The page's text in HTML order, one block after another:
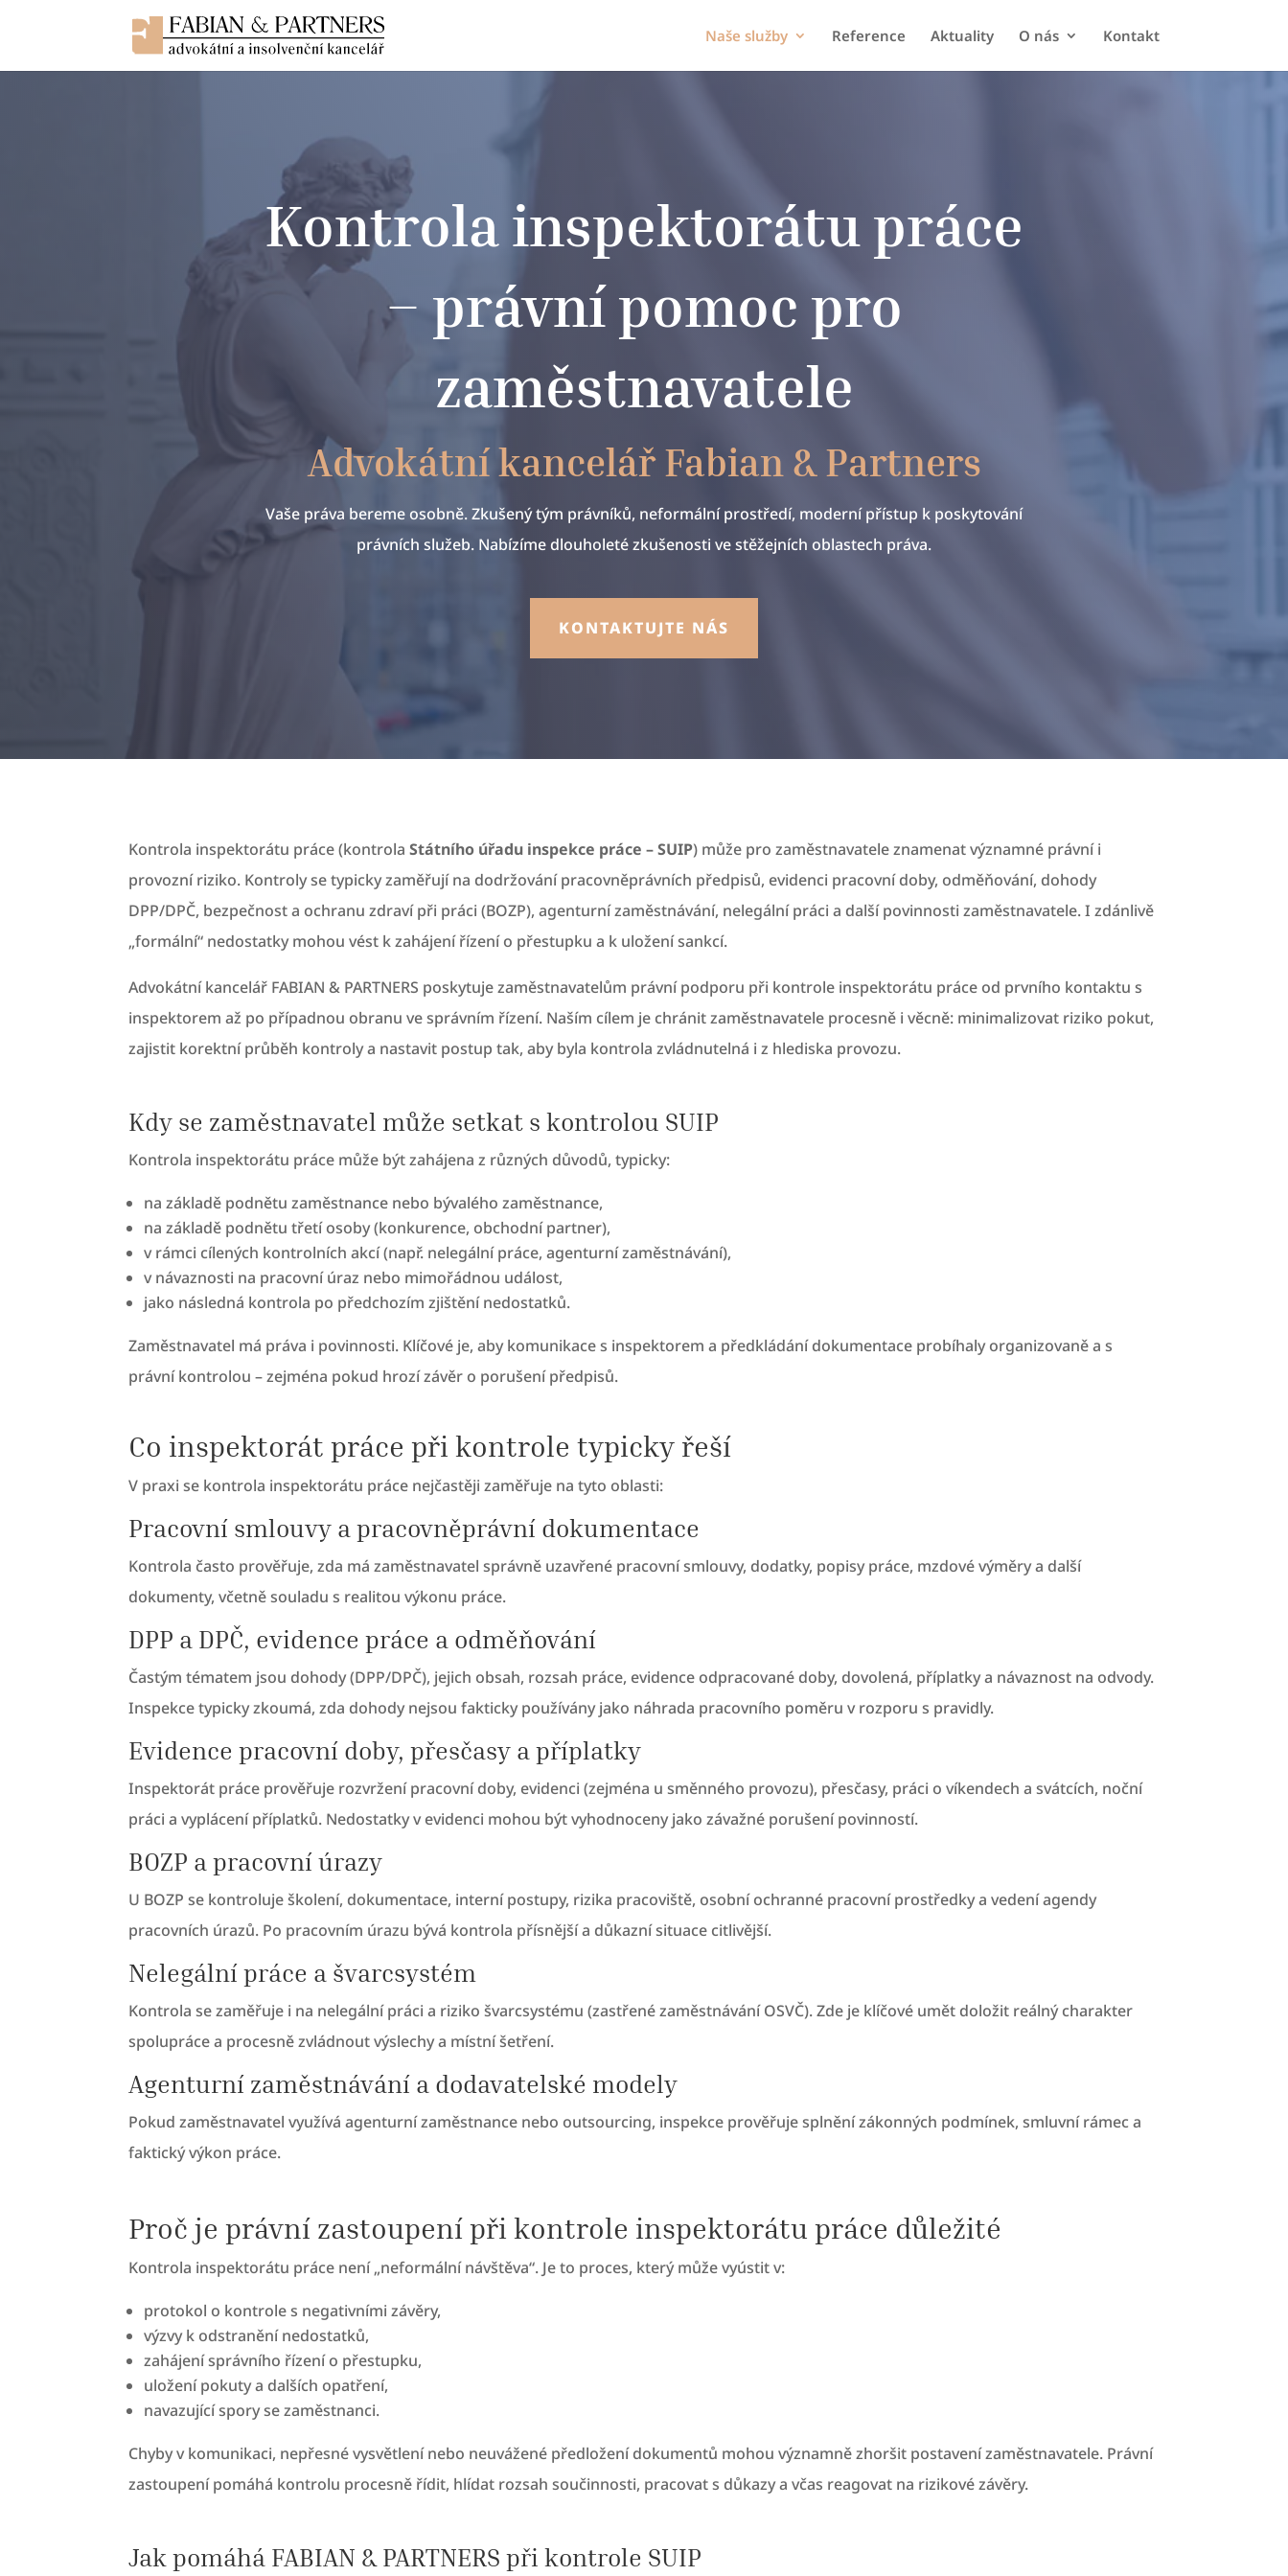
Naše služby Reference Aktuality O nás Kontakt
Kontrola inspektorátu práce
– právní pomoc pro
zaměstnavatele
Advokátní kancelář Fabian & Partners
Vaše práva bereme osobně. Zkušený tým právníků, neformální prostředí, moderní přístup k poskytování
právních služeb. Nabízíme dlouholeté zkušenosti ve stěžejních oblastech práva.
KONTAKTUJTE NÁS
Kontrola inspektorátu práce (kontrolaStátního úřadu inspekce práce – SUIP) může pro zaměstnavatele znamenat významné právní i
provozní riziko. Kontroly se typicky zaměřují na dodržování pracovněprávních předpisů, evidenci pracovní doby, odměňování, dohody
DPP/DPČ, bezpečnost a ochranu zdraví při práci (BOZP), agenturní zaměstnávání, nelegální práci a další povinnosti zaměstnavatele. I zdánlivě
„formální“ nedostatky mohou vést k zahájení řízení o přestupku a k uložení sankcí.
Advokátní kancelář FABIAN & PARTNERS poskytuje zaměstnavatelům právní podporu při kontrole inspektorátu práce od prvního kontaktu s
inspektorem až po případnou obranu ve správním řízení. Naším cílem je chránit zaměstnavatele procesně i věcně: minimalizovat riziko pokut,
zajistit korektní průběh kontroly a nastavit postup tak, aby byla kontrola zvládnutelná i z hlediska provozu.
Kdy se zaměstnavatel může setkat s kontrolou SUIP
Kontrola inspektorátu práce může být zahájena z různých důvodů, typicky:
na základě podnětu zaměstnance nebo bývalého zaměstnance,
na základě podnětu třetí osoby (konkurence, obchodní partner),
v rámci cílených kontrolních akcí (např. nelegální práce, agenturní zaměstnávání),
v návaznosti na pracovní úraz nebo mimořádnou událost,
jako následná kontrola po předchozím zjištění nedostatků.
Zaměstnavatel má práva i povinnosti. Klíčové je, aby komunikace s inspektorem a předkládání dokumentace probíhaly organizovaně a s
právní kontrolou – zejména pokud hrozí závěr o porušení předpisů.
Co inspektorát práce při kontrole typicky řeší
V praxi se kontrola inspektorátu práce nejčastěji zaměřuje na tyto oblasti:
Pracovní smlouvy a pracovněprávní dokumentace
Kontrola často prověřuje, zda má zaměstnavatel správně uzavřené pracovní smlouvy, dodatky, popisy práce, mzdové výměry a další
dokumenty, včetně souladu s realitou výkonu práce.
DPP a DPČ, evidence práce a odměňování
Častým tématem jsou dohody (DPP/DPČ), jejich obsah, rozsah práce, evidence odpracované doby, dovolená, příplatky a návaznost na odvody.
Inspekce typicky zkoumá, zda dohody nejsou fakticky používány jako náhrada pracovního poměru v rozporu s pravidly.
Evidence pracovní doby, přesčasy a příplatky
Inspektorát práce prověřuje rozvržení pracovní doby, evidenci (zejména u směnného provozu), přesčasy, práci o víkendech a svátcích, noční
práci a vyplácení příplatků. Nedostatky v evidenci mohou být vyhodnoceny jako závažné porušení povinností.
BOZP a pracovní úrazy
U BOZP se kontroluje školení, dokumentace, interní postupy, rizika pracoviště, osobní ochranné pracovní prostředky a vedení agendy
pracovních úrazů. Po pracovním úrazu bývá kontrola přísnější a důkazní situace citlivější.
Nelegální práce a švarcsystém
Kontrola se zaměřuje i na nelegální práci a riziko švarcsystému (zastřené zaměstnávání OSVČ). Zde je klíčové umět doložit reálný charakter
spolupráce a procesně zvládnout výslechy a místní šetření.
Agenturní zaměstnávání a dodavatelské modely
Pokud zaměstnavatel využívá agenturní zaměstnance nebo outsourcing, inspekce prověřuje splnění zákonných podmínek, smluvní rámec a
faktický výkon práce.
Proč je právní zastoupení při kontrole inspektorátu práce důležité
Kontrola inspektorátu práce není „neformální návštěva“. Je to proces, který může vyústit v:
protokol o kontrole s negativními závěry,
výzvy k odstranění nedostatků,
zahájení správního řízení o přestupku,
uložení pokuty a dalších opatření,
navazující spory se zaměstnanci.
Chyby v komunikaci, nepřesné vysvětlení nebo neuvážené předložení dokumentů mohou významně zhoršit postavení zaměstnavatele. Právní
zastoupení pomáhá kontrolu procesně řídit, hlídat rozsah součinnosti, pracovat s důkazy a včas reagovat na rizikové závěry.
Jak pomáhá FABIAN & PARTNERS při kontrole SUIP